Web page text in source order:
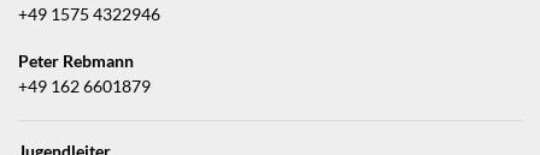
+49 1575 4322946
Peter Rebmann
+49 162 6601879